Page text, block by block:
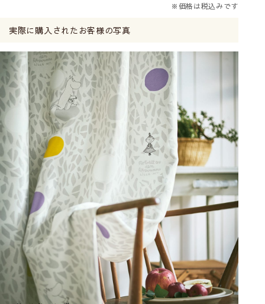
※価格は税込みです
実際に購入されたお客様の写真